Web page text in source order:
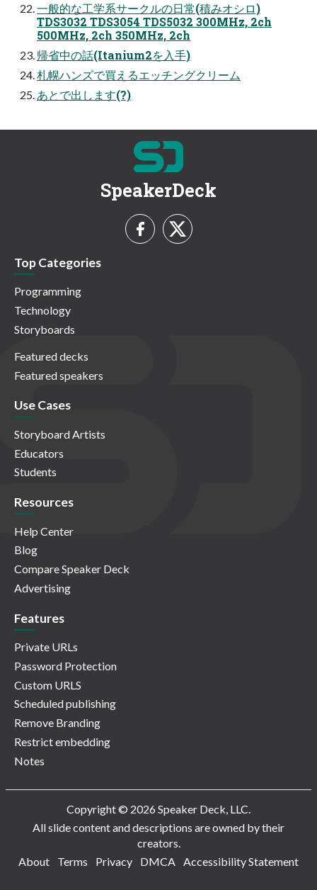
一般的な工学系サークルの日常(積みオシロ)
TDS3032 TDS3054 TDS5032 300MHz, 2ch
500MHz, 2ch 350MHz, 2ch
帰省中の話(Itanium2を入手)
札幌ハンズで買えるエッチングクリーム
あとで出します(?)
SpeakerDeck
Top Categories
Programming
Technology
Storyboards
Featured decks
Featured speakers
Use Cases
Storyboard Artists
Educators
Students
Resources
Help Center
Blog
Compare Speaker Deck
Advertising
Features
Private URLs
Password Protection
Custom URLS
Scheduled publishing
Remove Branding
Restrict embedding
Notes
Copyright © 2026 Speaker Deck, LLC.
All slide content and descriptions are owned by their
creators.
About
Terms Privacy DMCA Accessibility Statement